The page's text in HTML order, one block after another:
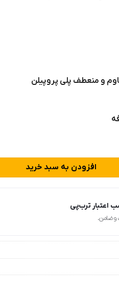
و منعطف پلی پروپیلن
افزودن به سبد خرید
اعتبار ترب‌پی